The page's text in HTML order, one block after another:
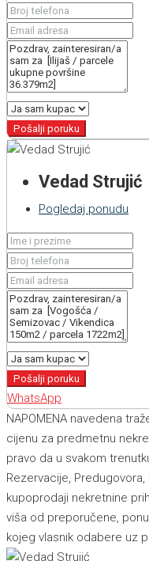
Pošalji poruku
Vedad Strujić
Pogledaj ponudu
Pošalji poruku
WhatsApp
NAPOMENA navedena
cijenu za predmetnu
pravo da u svakom
Rezervacije,
kupoprodaji nekretnine
viša od preporučene,
kojeg vlasnik odabere uz